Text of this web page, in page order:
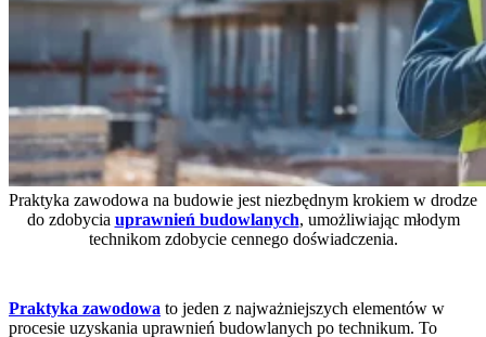
Praktyka zawodowa na budowie jest niezbędnym krokiem w drodze
do zdobycia uprawnień budowlanych, umożliwiając młodym
technikom zdobycie cennego doświadczenia.
Praktyka zawodowa to jeden z najważniejszych elementów w
procesie uzyskania uprawnień budowlanych po technikum. To